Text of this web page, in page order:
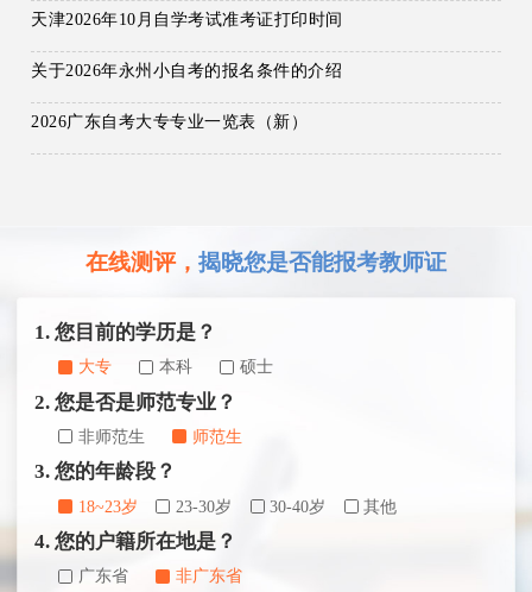
天津2026年10月自学考试准考证打印时间
关于2026年永州小自考的报名条件的介绍
2026广东自考大专专业一览表（新）
在线测评， 揭晓您是否能报考教师证
1. 您目前的学历是？
大专 本科 硕士
2. 您是否是师范专业？
非师范生 师范生
3. 您的年龄段？
18~23岁 23-30岁 30-40岁 其他
4. 您的户籍所在地是？
广东省 非广东省